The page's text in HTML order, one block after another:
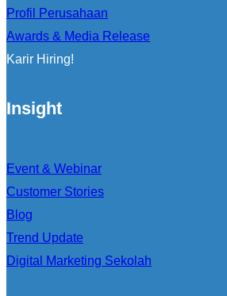
Profil Perusahaan
Awards & Media Release
Karir Hiring!
Insight
Event & Webinar
Customer Stories
Blog
Trend Update
Digital Marketing Sekolah